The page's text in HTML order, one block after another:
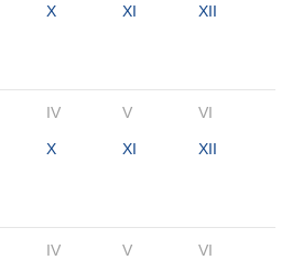
X XI XII
IV V VI
X XI XII
IV V
VI